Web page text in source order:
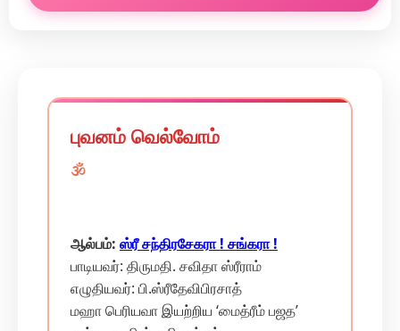
புவனம் வெல்வோம்
🕉️
ஆல்பம்: ஸ்ரீ சந்திரசேகரா ! சங்கரா !
பாடியவர்: திருமதி. சவிதா ஸ்ரீராம்
எழுதியவர்: பி.ஸ்ரீதேவிபிரசாத்
மஹா பெரியவா இயற்றிய ‘மைத்ரீம் பஜத’